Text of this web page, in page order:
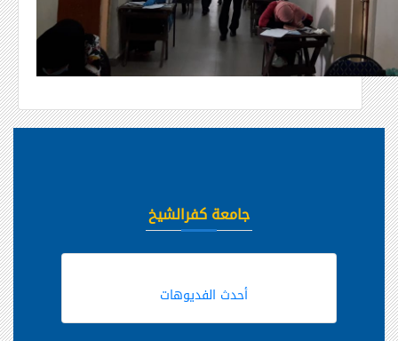
جامعة كفرالشيخ
أحدث الفديوهات